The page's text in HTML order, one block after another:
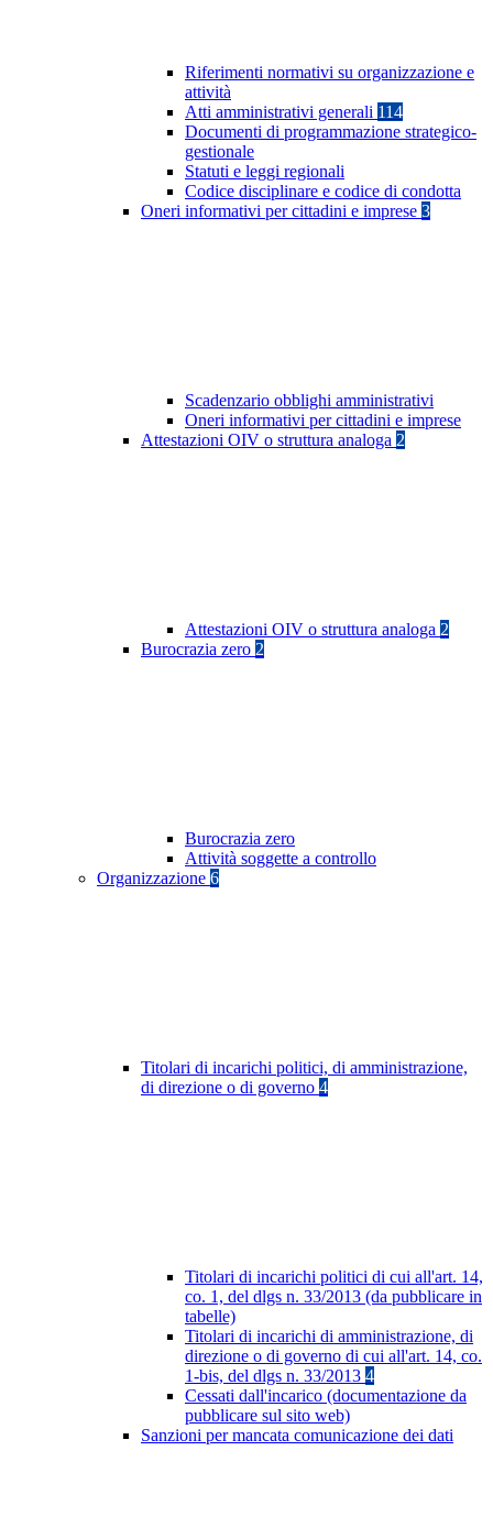
Riferimenti normativi su organizzazione e
attività
Atti amministrativi generali 114
Documenti di programmazione strategico-
gestionale
Statuti e leggi regionali
Codice disciplinare e codice di condotta
Oneri informativi per cittadini e imprese 3
Scadenzario obblighi amministrativi
Oneri informativi per cittadini e imprese
Attestazioni OIV o struttura analoga 2
Attestazioni OIV o struttura analoga 2
Burocrazia zero 2
Burocrazia zero
Attività soggette a controllo
Organizzazione 6
Titolari di incarichi politici, di amministrazione,
di direzione o di governo 4
Titolari di incarichi politici di cui all'art. 14,
co. 1, del dlgs n. 33/2013 (da pubblicare in
tabelle)
Titolari di incarichi di amministrazione, di
direzione o di governo di cui all'art. 14, co.
1-bis, del dlgs n. 33/2013 4
Cessati dall'incarico (documentazione da
pubblicare sul sito web)
Sanzioni per mancata comunicazione dei dati